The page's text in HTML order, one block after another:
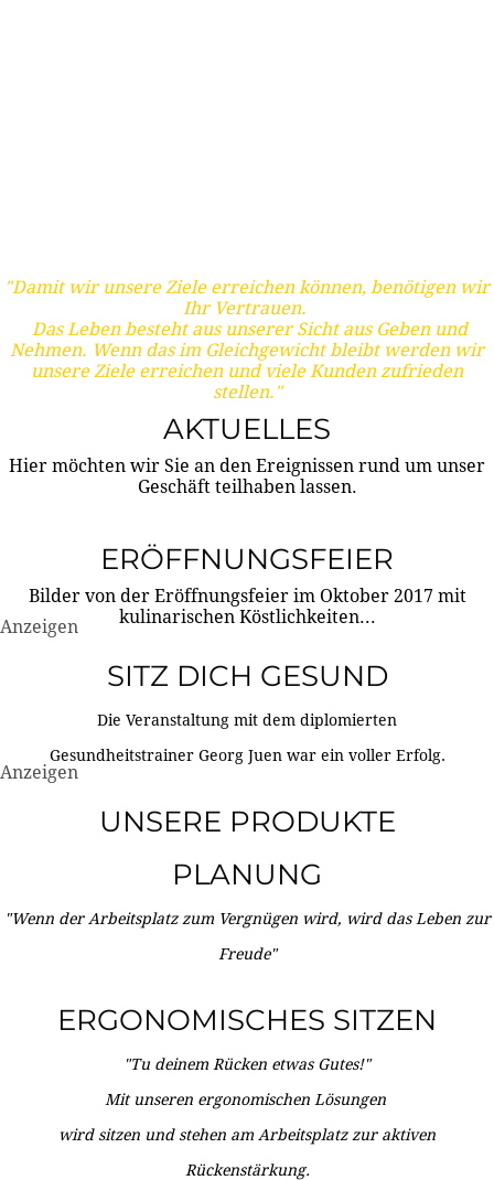
"Damit wir unsere Ziele erreichen können, benötigen wir
Ihr Vertrauen.
Das Leben besteht aus unserer Sicht aus Geben und
Nehmen. Wenn das im Gleichgewicht bleibt werden wir
unsere Ziele erreichen und viele Kunden zufrieden
stellen."
AKTUELLES
Hier möchten wir Sie an den Ereignissen rund um unser
Geschäft teilhaben lassen.
ERÖFFNUNGSFEIER
Bilder von der Eröffnungsfeier im Oktober 2017 mit
kulinarischen Köstlichkeiten...
Anzeigen
SITZ DICH GESUND
Die Veranstaltung mit dem diplomierten
Gesundheitstrainer Georg Juen war ein voller Erfolg.
Anzeigen
UNSERE PRODUKTE
PLANUNG
"Wenn der Arbeitsplatz zum Vergnügen wird, wird das Leben zur
Freude"
ERGONOMISCHES SITZEN
"Tu deinem Rücken etwas Gutes!"
Mit unseren ergonomischen Lösungen
wird sitzen und stehen am Arbeitsplatz zur aktiven
Rückenstärkung.